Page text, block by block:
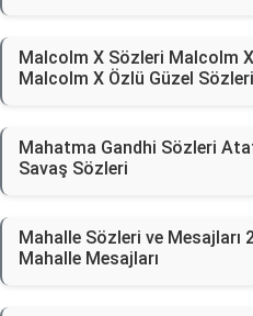
Malcolm X Sözleri Malcolm
Malcolm X Özlü Güzel Sözleri
Mahatma Gandhi Sözleri
Savaş Sözleri
Mahalle Sözleri ve Mesajları
Mahalle Mesajları